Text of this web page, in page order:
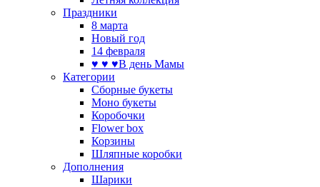
Праздники
8 марта
Новый год
14 февраля
♥ ♥ ♥В день Мамы
Категории
Сборные букеты
Моно букеты
Коробочки
Flower box
Корзины
Шляпные коробки
Дополнения
Шарики